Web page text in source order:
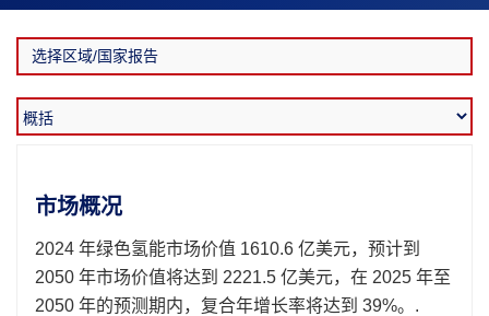
市场概况
2024 年绿色氢能市场价值 1610.6 亿美元，预计到
2050 年市场价值将达到 2221.5 亿美元，在 2025 年至
2050 年的预测期内，复合年增长率将达到 39%。.